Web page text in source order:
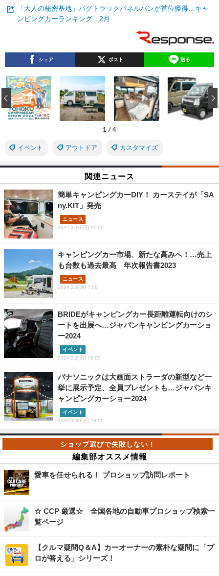
「大人の秘密基地」バグトラックパネルバンが首位獲得…キャ
ンピングカーランキング 2月
シェア ポスト 送る
1 / 4
‹
イベント アウトドア カスタマイズ
関連ニュース
簡単キャンピングカーDIY！ カーステイが「SA
ny.KIT」発売
ニュース
2024.3.10(日) 11:00
キャンピングカー市場、新たな高みへ！…売上
も台数も過去最高 年次報告書2023
ニュース
2024.2.8(木) 7:00
BRIDEがキャンピングカー長距離運転向けのシ
ートを出展へ…ジャパンキャンピングカーショ
ー2024
イベント
2024.2.2(金) 10:00
パナソニックは大画面ストラーダの新型など一
挙に展示予定、全員プレゼントも…ジャパンキ
ャンピングカーショー2024
イベント
2024.1.30(火) 16:00
編集部オススメ情報
愛車を任せられる！ プロショップ訪問レポート
☆ CCP 厳選☆ 全国各地の自動車プロショップ検索一
覧ページ
【クルマ疑問Q＆A】カーオーナーの素朴な疑問に「プ
ロが答える」シリーズ！